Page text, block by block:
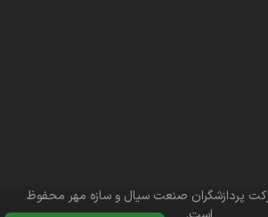
پردازشگران صنعت سیال و سازه مهر محفوظ